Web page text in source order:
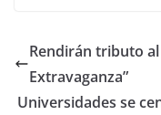
Rendirán tributo
Extravaganza”
Universidades se